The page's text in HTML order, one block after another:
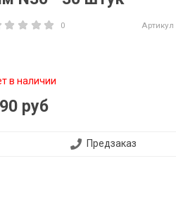
0 Артикул
в наличии
руб
Предзаказ